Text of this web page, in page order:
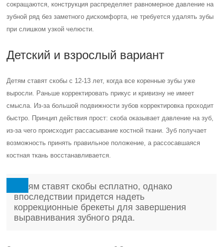
сокращаются, конструкция распределяет равномерное давление на
зубной ряд без заметного дискомфорта, не требуется удалять зубы
при слишком узкой челюсти.
Детский и взрослый вариант
Детям ставят скобы с 12-13 лет, когда все коренные зубы уже
выросли. Раньше корректировать прикус и кривизну не имеет
смысла. Из-за большой подвижности зубов корректировка проходит
быстро. Принцип действия прост: скоба оказывает давление на зуб,
из-за чего происходит рассасывание костной ткани. Зуб получает
возможность принять правильное положение, а рассосавшаяся
костная ткань восстанавливается.
Детям ставят скобы есплатно, однако
впоследствии придется надеть
коррекционные брекеты для завершения
выравнивания зубного ряда.